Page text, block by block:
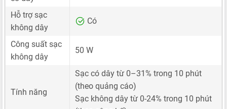
Hỗ trợ sạc
không dây
Có
Công suất sạc
không dây
50 W
Tính năng
Sạc có dây từ 0–31% trong 10 phút
(theo quảng cáo)
Sạc không dây từ 0-24% trong 10 phút